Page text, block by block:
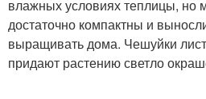
влажных условиях теплицы, но
достаточно компактны и
выращивать дома. Чешуйки
придают растению светло